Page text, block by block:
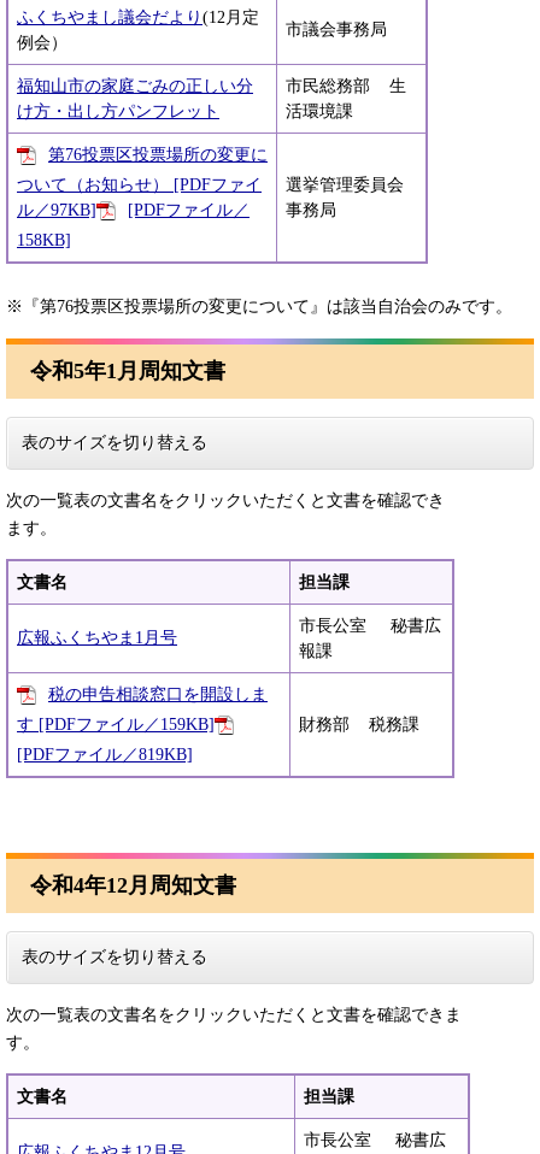
ふくちやまし議会だより (12月定
例会）​
市議会事務局
福知山市の家庭ごみの正しい分
け方・出し方パンフレット
市民総務部 生
活環境課
第76投票区投票場所の変更に
ついて（お知らせ） [PDFファイ
ル／97KB]
[PDFファイル／
158KB]
選挙管理委員会
事務局
※『第76投票区投票場所の変更について』は該当自治会のみです。
令和5年1月周知文書
表のサイズを切り替える
次の一覧表の文書名をクリックいただくと文書を確認でき
ます。
文書名 担当課
広報ふくちやま1月号
市長公室 秘書広
報課
税の申告相談窓口を開設しま
す [PDFファイル／159KB]
[PDFファイル／819KB]
財務部 税務課
令和4年12月周知文書
表のサイズを切り替える
次の一覧表の文書名をクリックいただくと文書を確認できま
す。
文書名 担当課
市長公室 秘書広